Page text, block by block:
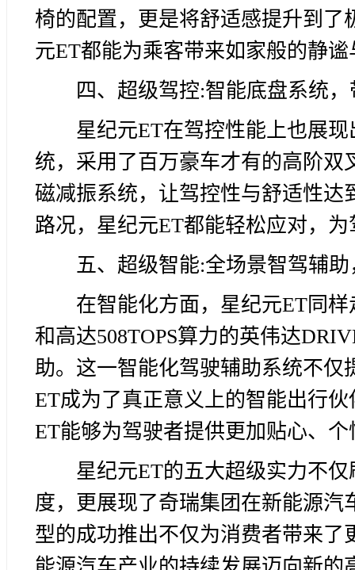
椅的配置，更是将舒适感提升到
元ET都能为乘客带来如家般的静谧
四、超级驾控:智能底盘系统
星纪元ET在驾控性能上也展
统，采用了百万豪车才有的高阶双
磁减振系统，让驾控性与舒适性
路况，星纪元ET都能轻松应对，
五、超级智能:全场景智驾辅
在智能化方面，星纪元ET同
和高达508TOPS算力的英伟达
助。这一智能化驾驶辅助系统不
ET成为了真正意义上的智能出行
ET能够为驾驶者提供更加贴心、
星纪元ET的五大超级实力不
度，更展现了奇瑞集团在新能源
型的成功推出不仅为消费者带来